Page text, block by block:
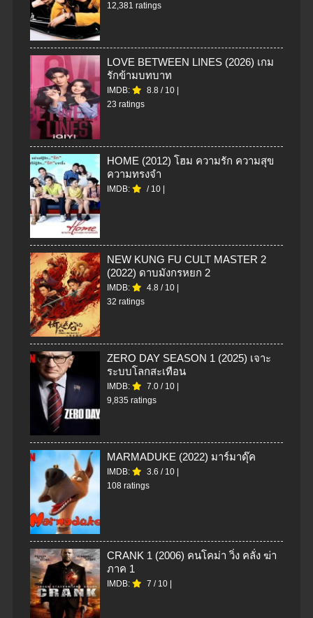
12,381 ratings
LOVE BETWEEN LINES (2026) เกม
รักข้ามบทบาท
IMDB: 8.8 / 10
23 ratings
HOME (2012) โฮม ความรัก ความสุข
ความทรงจำ
IMDB: / 10
NEW KUNG FU CULT MASTER 2
(2022) ดาบมังกรหยก 2
IMDB: 4.8 / 10
32 ratings
ZERO DAY SEASON 1 (2025) เจาะ
ระบบโลกสะเทือน
IMDB: 7.0 / 10
9,835 ratings
MARMADUKE (2022) มาร์มาดุ๊ค
IMDB: 3.6 / 10
108 ratings
CRANK 1 (2006) คนโคม่า วิ่ง คลั่ง ฆ่า
ภาค 1
IMDB: 7 / 10